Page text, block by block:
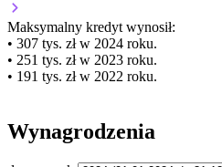
Maksymalny kredyt wynosił:
• 307 tys. zł w 2024 roku.
• 251 tys. zł w 2023 roku.
• 191 tys. zł w 2022 roku.
Wynagrodzenia